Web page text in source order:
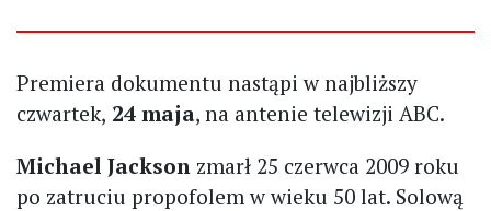
Premiera dokumentu nastąpi w najbliższy
czwartek, 24 maja, na antenie telewizji ABC.
Michael Jackson zmarł 25 czerwca 2009 roku
po zatruciu propofolem w wieku 50 lat. Solową